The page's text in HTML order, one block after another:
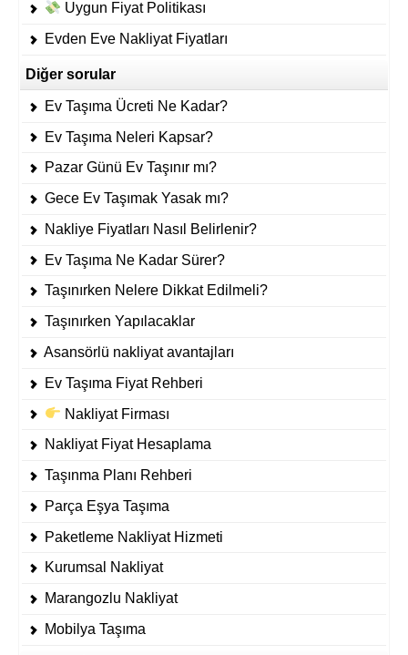
Uygun Fiyat Politikası
Evden Eve Nakliyat Fiyatları
Diğer sorular
Ev Taşıma Ücreti Ne Kadar?
Ev Taşıma Neleri Kapsar?
Pazar Günü Ev Taşınır mı?
Gece Ev Taşımak Yasak mı?
Nakliye Fiyatları Nasıl Belirlenir?
Ev Taşıma Ne Kadar Sürer?
Taşınırken Nelere Dikkat Edilmeli?
Taşınırken Yapılacaklar
Asansörlü nakliyat avantajları
Ev Taşıma Fiyat Rehberi
Nakliyat Firması
Nakliyat Fiyat Hesaplama
Taşınma Planı Rehberi
Parça Eşya Taşıma
Paketleme Nakliyat Hizmeti
Kurumsal Nakliyat
Marangozlu Nakliyat
Mobilya Taşıma